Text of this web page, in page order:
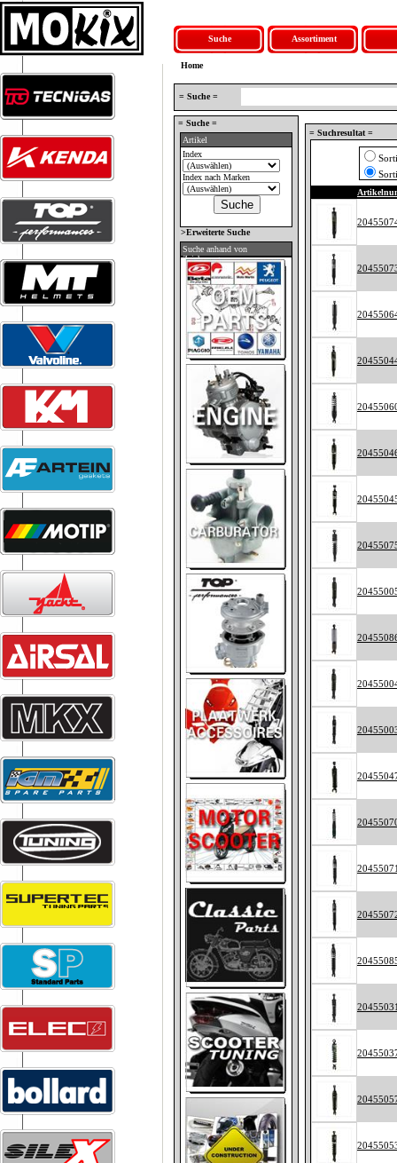
Suche Assortiment
Home
= Suche =
= Suche =
Artikel
Index
Index nach Marken
>Erweiterte Suche
Suche anhand von
Zeichnungen
= Suchresultat =